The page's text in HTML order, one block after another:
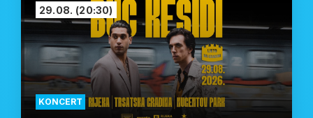
KONCERT
29.08. (20:30)